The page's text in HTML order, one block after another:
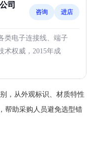
司
咨询 进店
类电子连接线、端子
术权威，2015年成
，从外观标识、材质特性
帮助采购人员避免选型错